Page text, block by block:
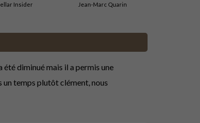
Insider Jean-Marc Quarin
été diminué mais il a permis une
un temps plutôt clément, nous